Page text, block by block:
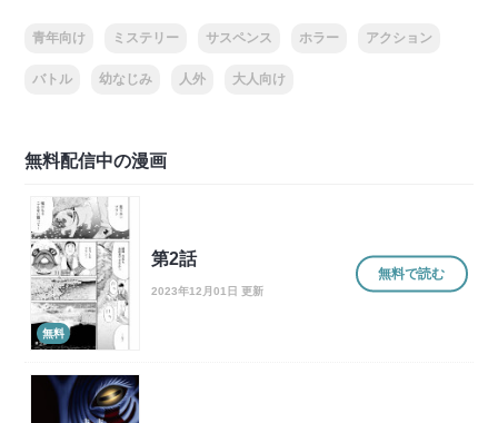
青年向け ミステリー サスペンス ホラー アクション
バトル 幼なじみ 人外 大人向け
無料配信中の漫画
無料
第2話
2023年12月01日 更新
無料で読む